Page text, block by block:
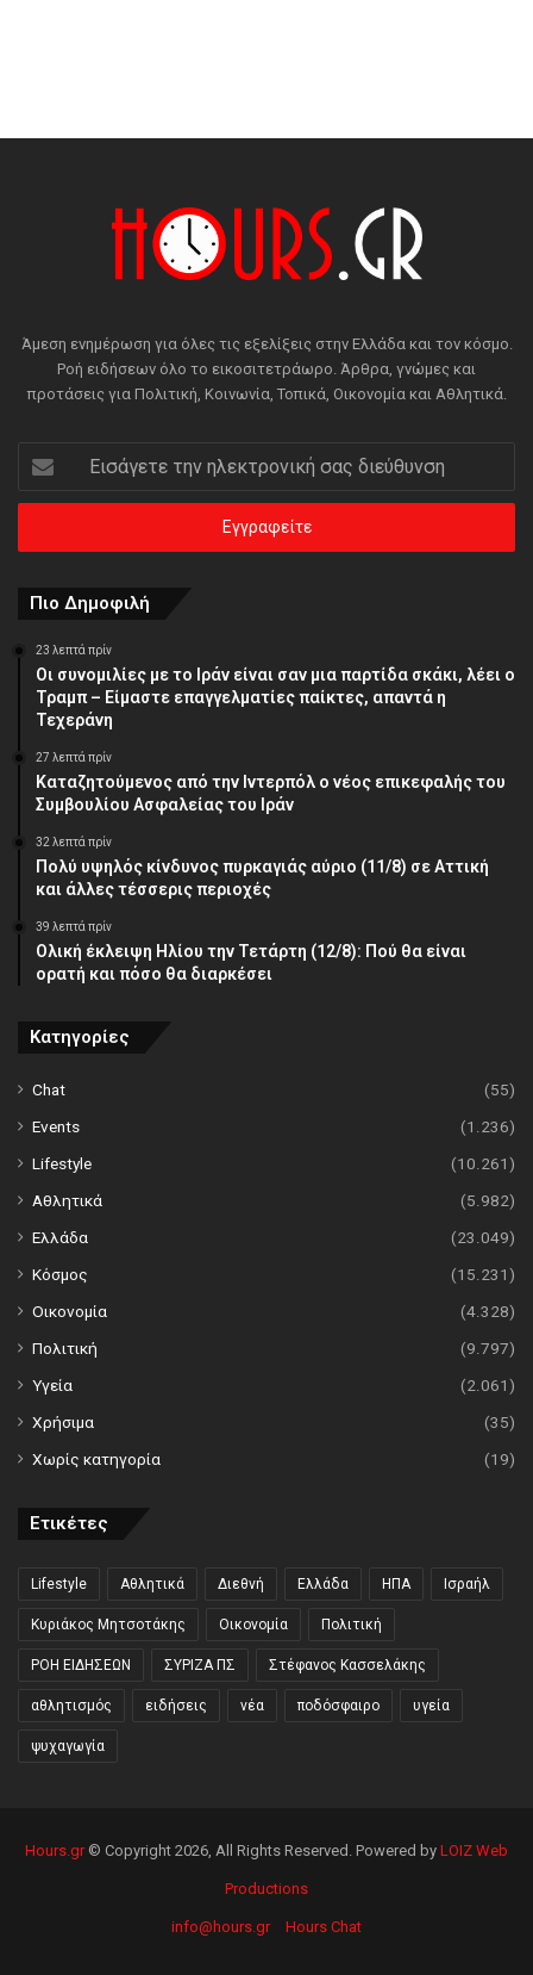
Άμεση ενημέρωση για όλες τις εξελίξεις στην Ελλάδα και τον κόσμο.
Ροή ειδήσεων όλο το εικοσιτετράωρο. Άρθρα, γνώμες και
προτάσεις για Πολιτική, Κοινωνία, Τοπικά, Οικονομία και Αθλητικά.
Εισάγετε
την
ηλεκτρονική
διεύθυνση
Πιο Δημοφιλή
23 λεπτά πρίν
Οι συνομιλίες με το Ιράν είναι σαν μια παρτίδα σκάκι, λέει ο
Τραμπ – Είμαστε επαγγελματίες παίκτες, απαντά η
Τεχεράνη
27 λεπτά πρίν
Καταζητούμενος από την Ιντερπόλ ο νέος επικεφαλής του
Συμβουλίου Ασφαλείας του Ιράν
32 λεπτά πρίν
Πολύ υψηλός κίνδυνος πυρκαγιάς αύριο (11/8) σε Αττική
και άλλες τέσσερις περιοχές
39 λεπτά πρίν
Ολική έκλειψη Ηλίου την Τετάρτη (12/8): Πού θα είναι
ορατή και πόσο θα διαρκέσει
Κατηγορίες
Chat
(55)
Events
(1.236)
Lifestyle
(10.261)
Αθλητικά
(5.982)
Ελλάδα
(23.049)
Κόσμος
(15.231)
Οικονομία
(4.328)
Πολιτική
(9.797)
Υγεία
(2.061)
Χρήσιμα
(35)
Χωρίς κατηγορία
(19)
Ετικέτες
Lifestyle Αθλητικά Διεθνή Ελλάδα ΗΠΑ Ισραήλ
Κυριάκος Μητσοτάκης Οικονομία Πολιτική
ΡΟΗ ΕΙΔΗΣΕΩΝ ΣΥΡΙΖΑ ΠΣ Στέφανος Κασσελάκης
αθλητισμός ειδήσεις νέα ποδόσφαιρο υγεία
ψυχαγωγία
Hours.gr© Copyright 2026, All Rights Reserved. Powered by LOIZ Web
Productions
info@hours.gr Hours Chat